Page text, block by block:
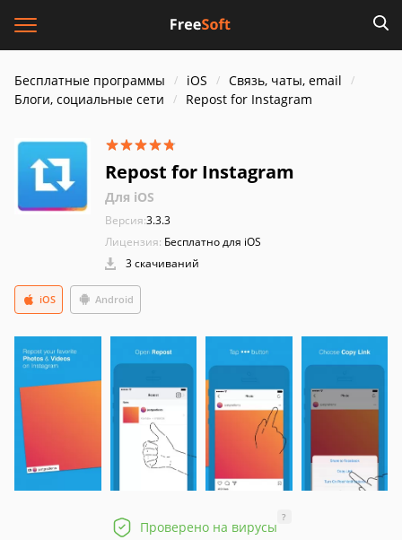
Бесплатные программы iOS
Связь, чаты, email
Блоги, социальные сети
Repost for Instagram
Repost for Instagram
Для iOS
Версия:3.3.3
Лицензия: Бесплатно для iOS
3 скачиваний
Android
iOS
Проверено на вирусы
?